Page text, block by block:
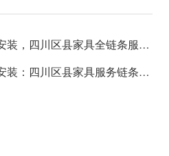
从零配件到安装，四川区县家具全链条服务解析
从零配件到安装：四川区县家具服务链条全解析